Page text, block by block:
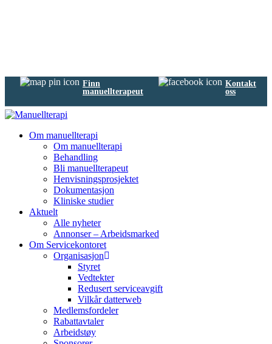
Finn
manuellterapeut
Kontakt
oss
Om manuellterapi
Om manuellterapi
Behandling
Bli manuellterapeut
Henvisningsprosjektet
Dokumentasjon
Kliniske studier
Aktuelt
Alle nyheter
Annonser – Arbeidsmarked
Om Servicekontoret
Organisasjon
Styret
Vedtekter
Redusert serviceavgift
Vilkår datterweb
Medlemsfordeler
Rabattavtaler
Arbeidstøy